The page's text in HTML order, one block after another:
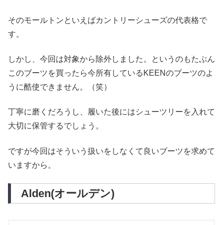
そのモールトンといえばカントリーシューズの代表格で
す。
しかし、今回は対象から除外しました。というのもたぶん
このブーツを買ったら今所有しているKEENのブーツのよ
うに酷使できません。（笑）
丁寧に磨くだろうし、履いた後にはシューツリーを入れて
大切に保管するでしょう。
ですが今回はそういう扱いをしなくて良いブーツを求めて
いますから。
Alden(オールデン)